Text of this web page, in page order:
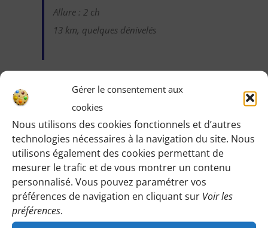
Gérer le consentement aux
cookies
Nous utilisons des cookies fonctionnels et d’autres
technologies nécessaires à la navigation du site. Nous
utilisons également des cookies permettant de
mesurer le trafic et de vous montrer un contenu
personnalisé. Vous pouvez paramétrer vos
préférences de navigation en cliquant sur Voir les
préférences.
Allure : 2 ch
13 km, quelques dénivelés
randonnée:
Une fois identifiée en tant qu’adhérente, vous pourrez
accéder à toutes les informations de rendez-vous,
horaires, lieux, etc.
M’IDENTIFIER